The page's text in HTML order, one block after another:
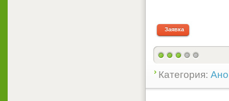
Заявка
Категория: